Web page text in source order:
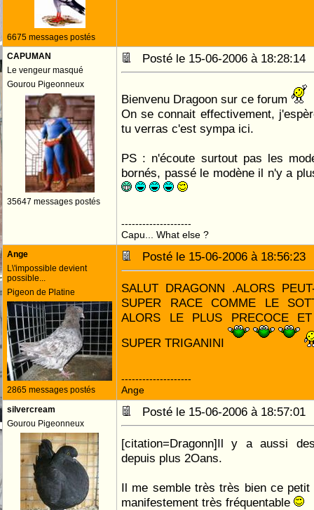
6675 messages postés
CAPUMAN
Le vengeur masqué
Gourou Pigeonneux
35647 messages postés
Posté le 15-06-2006 à
Bienvenu Dragoon sur ce forum
On se connait effectivement,
tu verras c'est sympa ici.
PS : n'écoute surtout pas les
bornés, passé le modène il n'y a
--------------------
Capu... What else ?
Ange
L\'impossible devient
possible...
Pigeon de Platine
2865 messages postés
Posté le 15-06-2006 à
SALUT DRAGONN .ALORS
SUPER RACE COMME LE
ALORS LE PLUS PRECOCE
SUPER TRIGANINI
--------------------
Ange
silvercream
Gourou Pigeonneux
Posté le 15-06-2006 à
[citation=Dragonn]Il y a aussi
depuis plus 2Oans.
Il me semble très très bien ce
manifestement très fréquentable